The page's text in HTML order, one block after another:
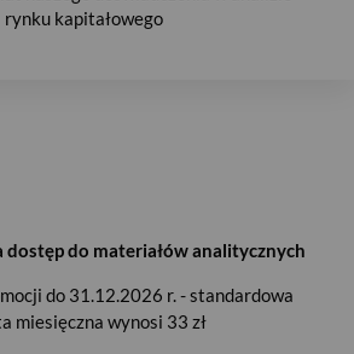
rynku kapitałowego
dostęp do materiałów analitycznych
do 31.12.2026 r. - standardowa
miesięczna wynosi 33 zł